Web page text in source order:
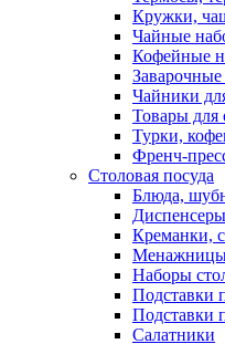
Кружки,
Чайные
Кофейные
Чайники
Товары для
Турки,
Френч-
Столовая посуда
Блюда,
Креманки,
Наборы
Подставки
Подставки
Салатники